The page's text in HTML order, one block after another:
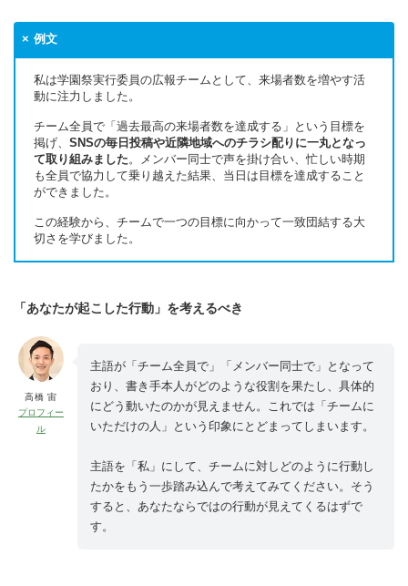
例文
私は学園祭実行委員の広報チームとして、来場者数を増やす活
動に注力しました。
チーム全員で「過去最高の来場者数を達成する」という目標を
掲げ、 SNSの毎日投稿や近隣地域へのチラシ配りに一丸となっ
て取り組みました。メンバー同士で声を掛け合い、忙しい時期
も全員で協力して乗り越えた結果、当日は目標を達成すること
ができました。
この経験から、チームで一つの目標に向かって一致団結する大
切さを学びました。
「あなたが起こした行動」を考えるべき
高橋 宙
プロフィー
ル
主語が「チーム全員で」「メンバー同士で」となって
おり、書き手本人がどのような役割を果たし、具体的
にどう動いたのかが見えません。これでは「チームに
いただけの人」という印象にとどまってしまいます。
主語を「私」にして、チームに対しどのように行動し
たかをもう一歩踏み込んで考えてみてください。そう
すると、あなたならではの行動が見えてくるはずで
す。